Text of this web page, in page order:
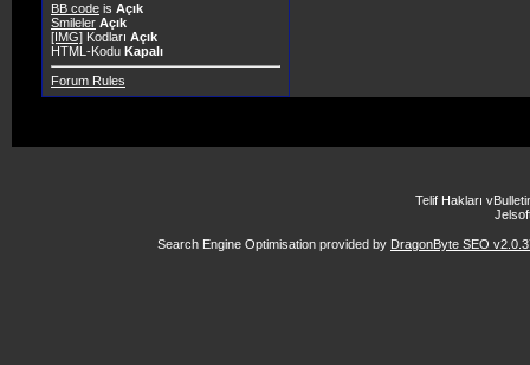
BB code is Açık
Smileler Açık
[IMG] Kodları Açık
HTML-Kodu Kapalı
Forum Rules
Telif Hakları
Search Engine Optimisation provided by DragonByte SEO